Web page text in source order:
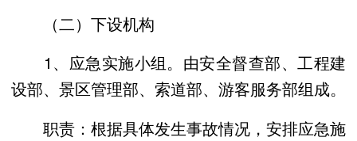
（二）下设机构
1、应急实施小组。由安全督查部、工程建
设部、景区管理部、索道部、游客服务部组成。
职责：根据具体发生事故情况，安排应急施